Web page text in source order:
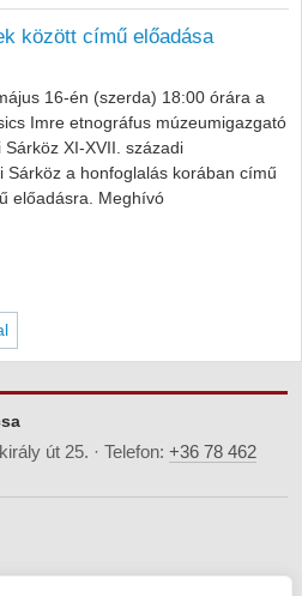
között című előadása
16-én (szerda) 18:00 órára a
Imre etnográfus múzeumigazgató
Sárköz XI-XVII. századi
Sárköz a honfoglalás korában című
előadásra. Meghívó
a vizek között című előadása
út 25. · Telefon: +36 78 462